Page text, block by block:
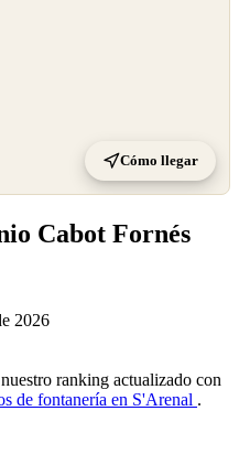
Cómo llegar
Cabot Fornés
2026
ranking actualizado con
de fontanería en S'Arenal .